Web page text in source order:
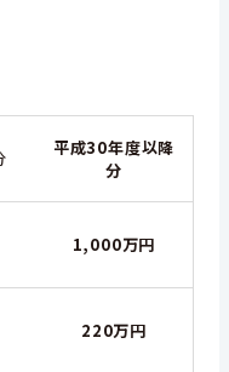
平成30年度以降
分
1,000万円
220万円